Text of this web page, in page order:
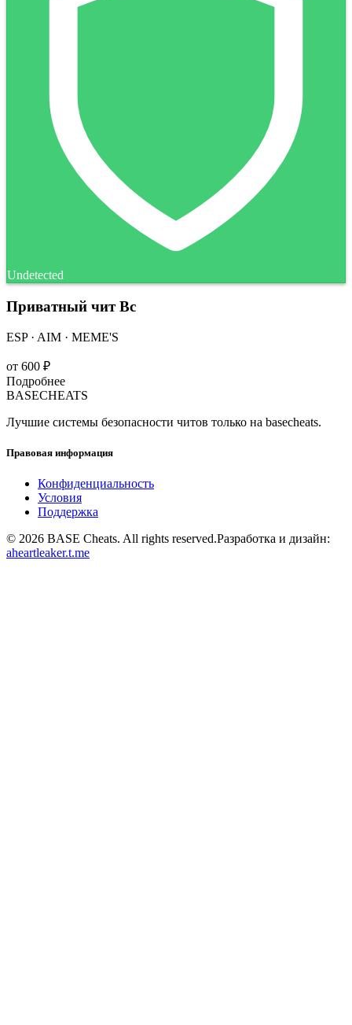
Undetected
Приватный чит Bc
ESP · AIM · MEME'S
от 600 ₽
Подробнее
BASECHEATS
Лучшие системы безопасности читов только на basecheats.
Правовая информация
Конфиденциальность
Условия
Поддержка
© 2026 BASE Cheats. All rights reserved.Разработка и дизайн:
aheartleaker.t.me